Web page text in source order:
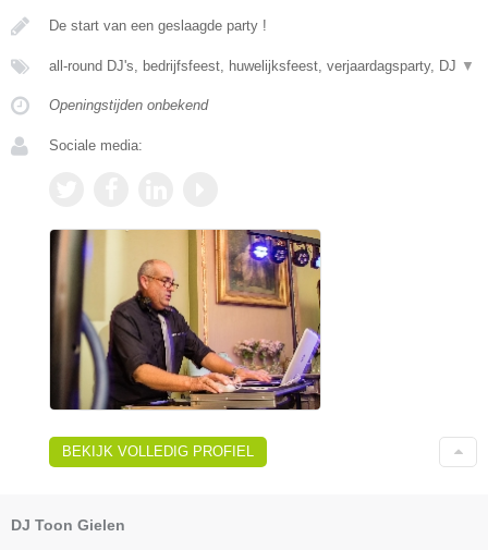
De start van een geslaagde party !
all-round DJ's, bedrijfsfeest, huwelijksfeest, verjaardagsparty, DJ ▼
Openingstijden onbekend
Sociale media:
BEKIJK VOLLEDIG PROFIEL
DJ Toon Gielen